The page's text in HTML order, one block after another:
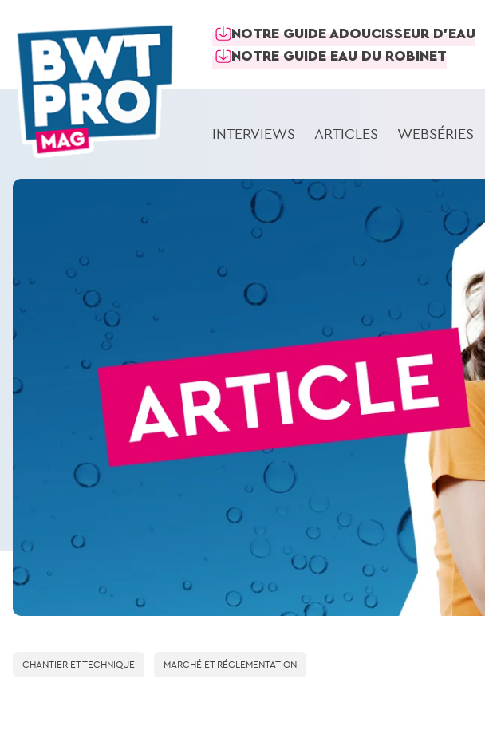
NOTRE GUIDE ADOUCISSEUR D'EAU
NOTRE GUIDE EAU DU ROBINET
INTERVIEWS ARTICLES WEBSÉRIES
CHANTIER ET TECHNIQUE MARCHÉ ET RÉGLEMENTATION